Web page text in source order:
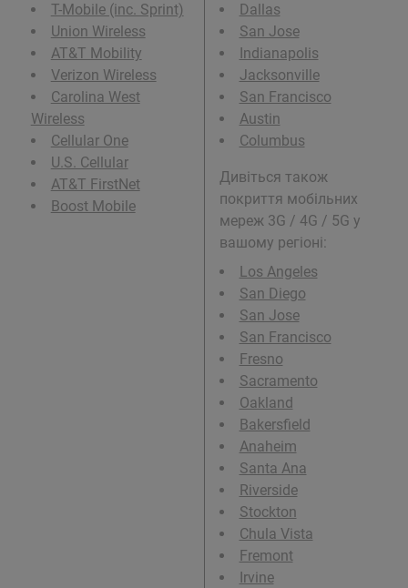
T-Mobile (inc. Sprint)
Union Wireless
AT&T Mobility
Verizon Wireless
Carolina West
Wireless
Cellular One
U.S. Cellular
AT&T FirstNet
Boost Mobile
Dallas
San Jose
Indianapolis
Jacksonville
San Francisco
Austin
Columbus
Дивіться також
покриття мобільних
мереж 3G / 4G / 5G у
вашому регіоні:
Los Angeles
San Diego
San Jose
San Francisco
Fresno
Sacramento
Oakland
Bakersfield
Anaheim
Santa Ana
Riverside
Stockton
Chula Vista
Fremont
Irvine